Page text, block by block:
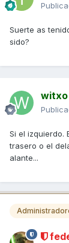
Suerte as
sido?
witxo
Si el izquierdo.
trasero o el
alante...